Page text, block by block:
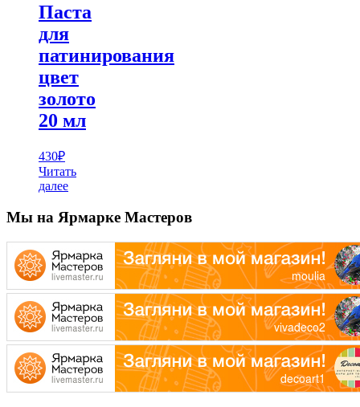
Паста
для
патинирования
цвет
золото
20 мл
430₽
Читать
далее
Мы на Ярмарке Мастеров